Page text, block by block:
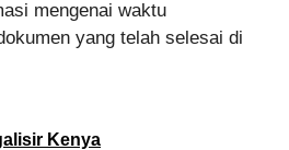
mengenai waktu
yang telah selesai di
Kenya